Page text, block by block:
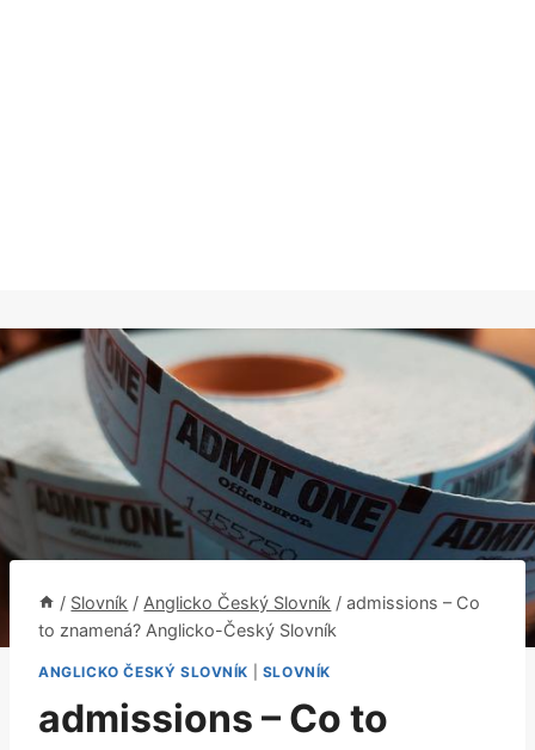
/ Slovník / Anglicko Český Slovník / admissions – Co
to znamená? Anglicko-Český Slovník
ANGLICKO ČESKÝ SLOVNÍK SLOVNÍK
admissions – Co to